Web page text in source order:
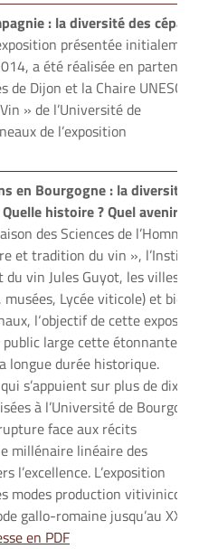
: la diversité des
présentée
a été réalisée en
Dijon et la Chaire UNESCO
» de l’Université de
de l’exposition
en Bourgogne : la diversité
histoire ? Quel avenir ?
des Sciences de l’Homme,
et tradition du vin », l’Institut
vin Jules Guyot, les villes de
Lycée viticole) et bien
l‘objectif de cette
large cette étonnante
longue durée historique.
s’appuient sur plus de dix
à l’Université de
face aux récits
millénaire linéaire des
l’excellence. L’exposition
modes production vitivinicoles
gallo-romaine jusqu’au XXIe
en PDF